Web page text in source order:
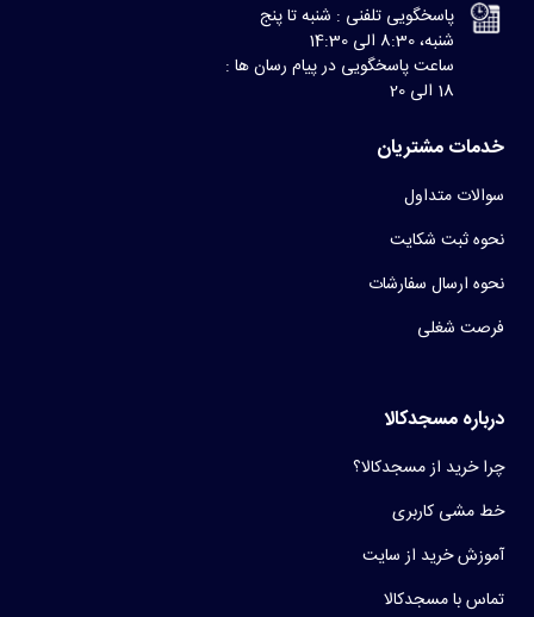
پاسخگویی تلفنی : شنبه تا پنج
شنبه، 8:30 الی 14:30
ساعت پاسخگویی در پیام رسان ها :
18 الی 20
خدمات مشتریان
سوالات متداول
نحوه ثبت شکایت
نحوه ارسال سفارشات
فرصت شغلی
درباره مسجدکالا
چرا خرید از مسجدکالا؟
خط مشی کاربری
آموزش خرید از سایت
تماس با مسجدکالا